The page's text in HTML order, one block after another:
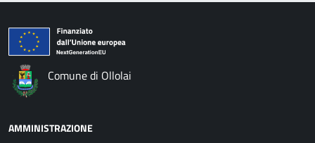
Comune di Ollolai
AMMINISTRAZIONE